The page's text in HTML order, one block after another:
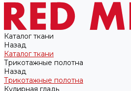
Каталог ткани
Назад
Каталог ткани
Трикотажные полотна
Назад
Трикотажные полотна
Кулирная гладь